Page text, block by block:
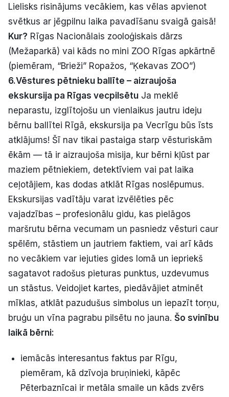
Lielisks risinājums vecākiem, kas vēlas apvienot
svētkus ar jēgpilnu laika pavadīšanu svaigā gaisā!
Kur? Rīgas Nacionālais zooloģiskais dārzs
(Mežaparkā) vai kāds no mini ZOO Rīgas apkārtnē
(piemēram, “Brieži” Ropažos, “Ķekavas ZOO”)
6.Vēstures pētnieku ballīte – aizraujoša
ekskursija pa Rīgas vecpilsētu Ja meklē
neparastu, izglītojošu un vienlaikus jautru ideju
bērnu ballītei Rīgā, ekskursija pa Vecrīgu būs īsts
atklājums! Šī nav tikai pastaiga starp vēsturiskām
ēkām — tā ir aizraujoša misija, kur bērni kļūst par
maziem pētniekiem, detektīviem vai pat laika
ceļotājiem, kas dodas atklāt Rīgas noslēpumus.
Ekskursijas vadītāju varat izvēlēties pēc
vajadzības – profesionālu gidu, kas pielāgos
maršrutu bērna vecumam un pasniedz vēsturi caur
spēlēm, stāstiem un jautriem faktiem, vai arī kāds
no vecākiem var iejuties gides lomā un iepriekš
sagatavot radošus pieturas punktus, uzdevumus
un stāstus. Veidojiet kartes, piedāvājiet atminēt
mīklas, atklāt pazudušus simbolus un iepazīt torņu,
bruģu un vīna pagrabu pilsētu no jauna. Šo svinību
laikā bērni:
iemācās interesantus faktus par Rīgu,
piemēram, kā dzīvoja bruņinieki, kāpēc
Pēterbaznīcai ir metāla smaile un kāds zvērs